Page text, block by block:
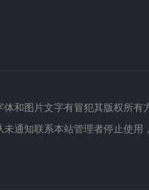
和图片文字有冒犯其版权所
通知联系本站管理者停止使